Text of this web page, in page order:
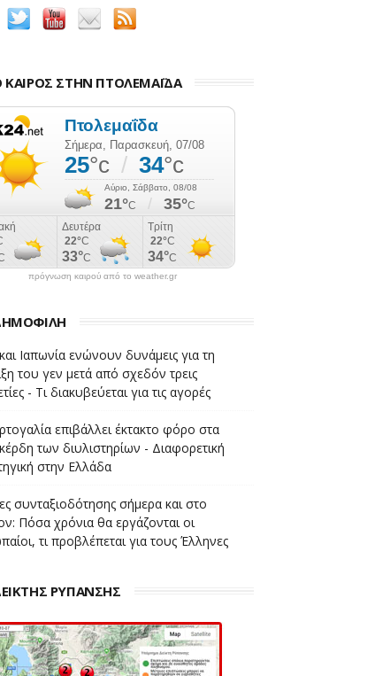
ΚΑΙΡΟΣ ΣΤΗΝ ΠΤΟΛΕΜΑΪΔΑ
πρόγνωση καιρού από το weather.gr
Ιαπωνία ενώνουν δυνάμεις για τη
του γεν μετά από σχεδόν τρεις
- Τι διακυβεύεται για τις αγορές
επιβάλλει έκτακτο φόρο στα
των διυλιστηρίων - Διαφορετική
στην Ελλάδα
συνταξιοδότησης σήμερα και στο
Πόσα χρόνια θα εργάζονται οι
τι προβλέπεται για τους Έλληνες
ΡΥΠΑΝΣΗΣ